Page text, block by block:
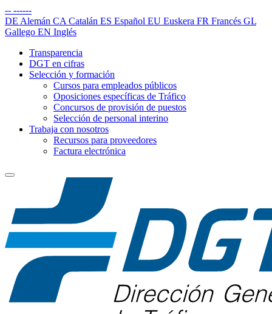
-- ------
DE Alemán CA Catalán ES Español EU Euskera FR Francés GL
Gallego EN Inglés
Transparencia
DGT en cifras
Selección y formación
Cursos para empleados públicos
Oposiciones específicas de Tráfico
Concursos de provisión de puestos
Selección de personal interino
Trabaja con nosotros
Recursos para proveedores
Factura electrónica